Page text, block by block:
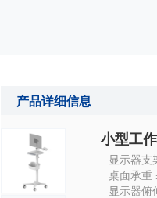
产品详细信息
小型工
显示器支
桌面承重
显示器俯